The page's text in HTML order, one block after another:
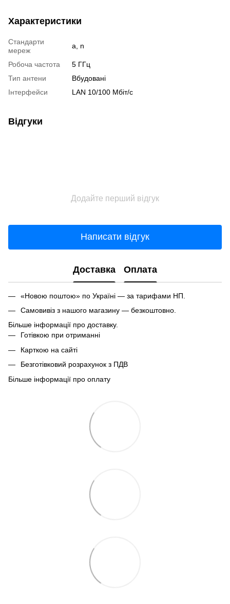
Характеристики
Стандарти
мереж
a, n
Робоча частота
5 ГГц
Тип антени
Вбудовані
Інтерфейси
LAN 10/100 Мбіт/с
Відгуки
Додайте перший відгук
Написати відгук
Доставка Оплата
«Новою поштою» по Україні — за тарифами НП.
Самовивіз з нашого магазину — безкоштовно.
Більше інформації про доставку.
Готівкою при отриманні
Карткою на сайті
Безготівковий розрахунок з ПДВ
Більше інформації про оплату